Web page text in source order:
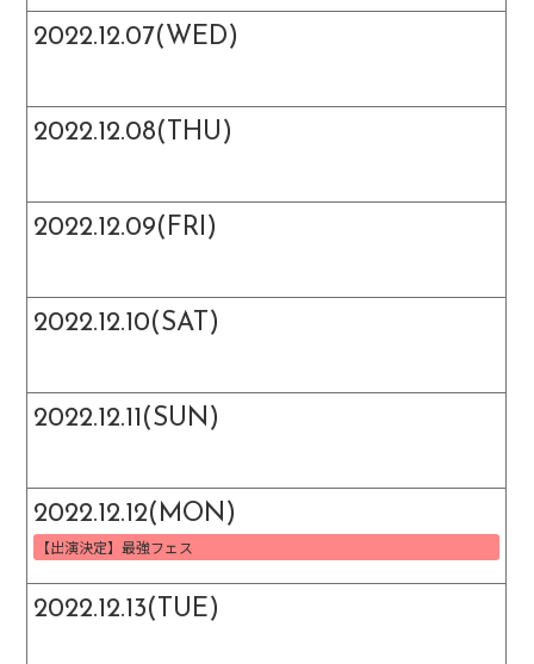
2022.12.07(WED)
2022.12.08(THU)
2022.12.09(FRI)
2022.12.10(SAT)
2022.12.11(SUN)
2022.12.12(MON)
【出演決定】最強フェス
2022.12.13(TUE)